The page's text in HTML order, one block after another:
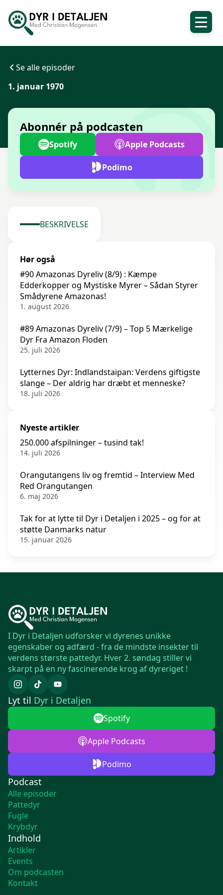
Se alle episoder
1. januar 1970
Abonnér på podcasten
Spotify Apple Podcasts
Podimo
BESKRIVELSE
Hør også
#90 Amazonas Dyreliv (8/9) : Kæmpe
Edderkopper og Mystiske Myrer – Sådan Styrer
Smådyrene Amazonas!
1. august 2026
#89 Amazonas Dyreliv (7/9) – Top 5 Mærkelige
Dyr Fra Amazon Floden
25. juli 2026
Lytternes Dyr: Indlandstaipan: Verdens giftigste
slange – Der aldrig har dræbt et menneske?
18. juli 2026
Nyeste artikler
250.000 afspilninger – tusind tak!
14. juli 2026
Orangutangens liv og fremtid – Interview Med
Red Orangutangen
6. maj 2026
Tak for at lytte til Dyr i Detaljen i 2025 – og for at
støtte Danmarks natur
15. januar 2026
I Dyr i Detaljen udforsker vi dyrenes unikke
egenskaber og adfærd - fra de mindste insekter til
verdens største pattedyr. Hver 2. søndag stiller vi
skarpt på en ny fascinerende krog af dyreriget !
Podcast
Alle episoder
Pattedyr
Fugle
Krybdyr
Indhold
Artikler
Events
Om podcasten
Kontakt
Lyt til Dyr i Detaljen
Spotify
Apple Podcasts
Podimo